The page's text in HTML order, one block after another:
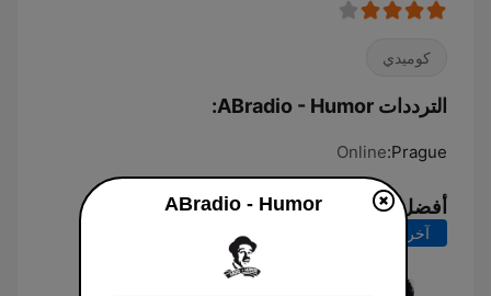
كوميدي
الترددات ABradio - Humor:
Prague:
Online
أفضل الأغاني
آخر 7 أيام
ABradio - Humor